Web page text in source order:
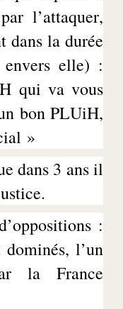
l’attaquer,
dans la durée
envers elle) :
qui va vous
bon PLUiH,
»
dans 3 ans il
:
l’un
la France